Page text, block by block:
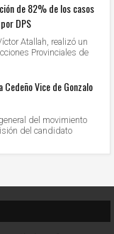
de 82% de los casos
DPS
Atallah, realizó un
Provinciales de
Vice de Gonzalo
del movimiento
del candidato